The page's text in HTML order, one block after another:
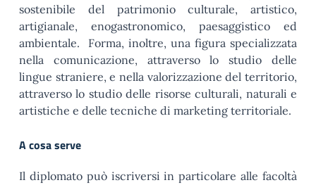
sostenibile del patrimonio culturale, artistico,
artigianale, enogastronomico, paesaggistico ed
ambientale. Forma, inoltre, una figura specializzata
nella comunicazione, attraverso lo studio delle
lingue straniere, e nella valorizzazione del territorio,
attraverso lo studio delle risorse culturali, naturali e
artistiche e delle tecniche di marketing territoriale.
A cosa serve
Il diplomato può iscriversi in particolare alle facoltà